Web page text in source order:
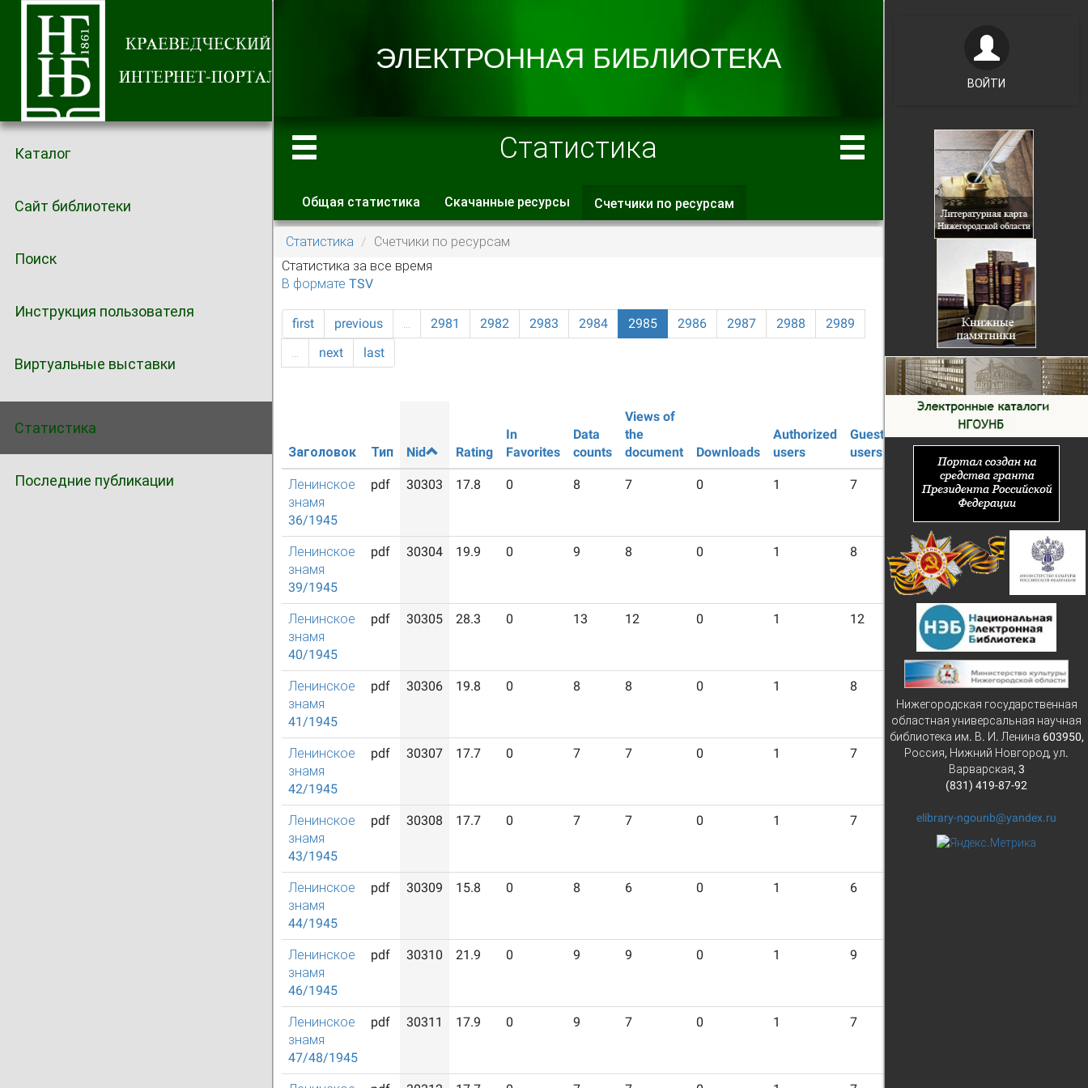
Каталог
Сайт библиотеки
Поиск
Инструкция пользователя
Виртуальные выставки
Статистика
Последние публикации
Статистика
Главные вкладки
Общая статистика Скачанные ресурсы Счетчики по ресурсам
вкладка)
Статистика
Счетчики по ресурсам
Статистика за все время
В формате TSV
first previous … 2981 2982 2983 2984 2985 2986 2987 2988
2989
…
next last
Заголовок Тип Nid Rating
In
Favorites
Data
counts
Views of
the
document
Downloads
Authorized
users
Guest
users
Ленинское
знамя
36/1945
pdf 30303 17.8 0 8 7 0 1 7
Ленинское
знамя
39/1945
pdf 30304 19.9 0 9 8 0 1 8
Ленинское
знамя
40/1945
pdf 30305 28.3 0 13 12 0 1 12
Ленинское
знамя
41/1945
pdf 30306 19.8 0 8 8 0 1 8
Ленинское
знамя
42/1945
pdf 30307 17.7 0 7 7 0 1 7
Ленинское
знамя
43/1945
pdf 30308 17.7 0 7 7 0 1 7
Ленинское
знамя
44/1945
pdf 30309 15.8 0 8 6 0 1 6
Ленинское
знамя
46/1945
pdf 30310 21.9 0 9 9 0 1 9
Ленинское
знамя
47/48/1945
pdf 30311 17.9 0 9 7 0 1 7
ВОЙТИ
Нижегородская государственная
областная универсальная научная
библиотека им. В. И. Ленина 603950,
Россия, Нижний Новгород, ул.
Варварская, 3
(831) 419-87-92
elibrary-ngounb@yandex.ru